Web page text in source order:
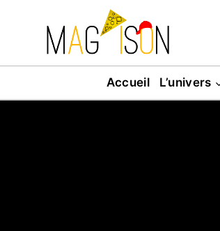
Accueil L’univers